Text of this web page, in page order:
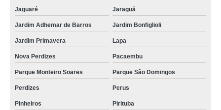
Jaguaré Jaraguá
Jardim Adhemar de Barros Jardim Bonfiglioli
Jardim Primavera Lapa
Nova Perdizes Pacaembu
Parque Monteiro Soares Parque São Domingos
Perdizes Perus
Pinheiros Pirituba